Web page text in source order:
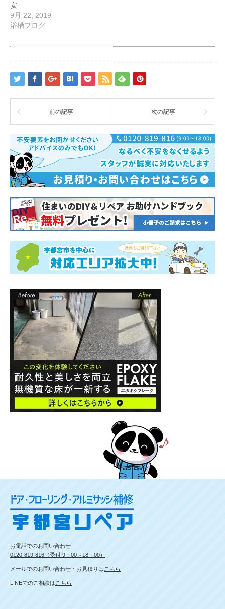
安
9月 22, 2019
浴槽ブログ
前の記事 次の記事
お電話でのお問い合わせ
0120-819-816（受付 9：00～18：00）
メールでのお問い合わせ・お見積りは こちら
LINEでのご相談は こちら